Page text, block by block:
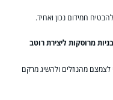
חמידום נכון ואחיד.
מרוסקות ליצירת רוטב
מהנוזלים ולהשיג מרקם